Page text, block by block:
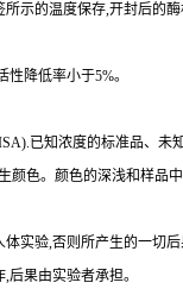
示的温度保存,开封后的
性降低率小于5%。
已知浓度的标准品、未
色。颜色的深浅和样品中
实验,否则所产生的一切后
果由实验者承担。